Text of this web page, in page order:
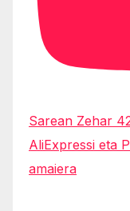
Sarean Zehar
AliExpressi eta
amaiera